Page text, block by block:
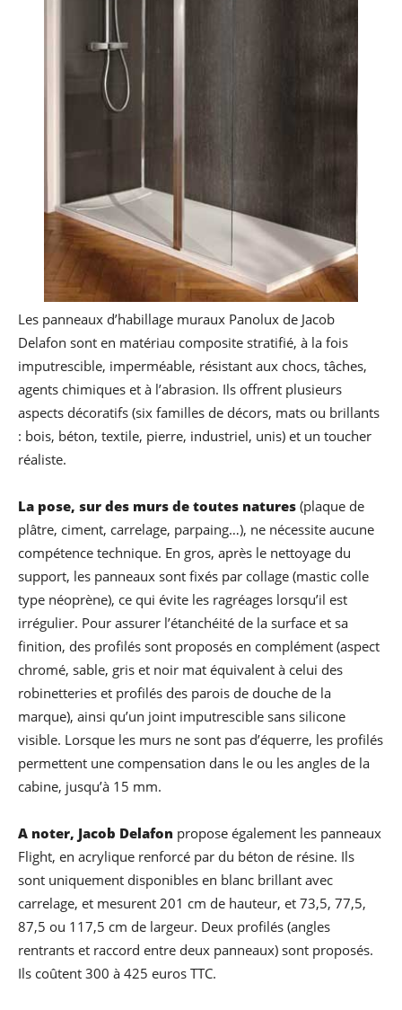
Les panneaux d’habillage muraux Panolux de Jacob
Delafon sont en matériau composite stratifié, à la fois
imputrescible, imperméable, résistant aux chocs, tâches,
agents chimiques et à l’abrasion. Ils offrent plusieurs
aspects décoratifs (six familles de décors, mats ou brillants
: bois, béton, textile, pierre, industriel, unis) et un toucher
réaliste.
La pose, sur des murs de toutes natures (plaque de
plâtre, ciment, carrelage, parpaing…), ne nécessite aucune
compétence technique. En gros, après le nettoyage du
support, les panneaux sont fixés par collage (mastic colle
type néoprène), ce qui évite les ragréages lorsqu’il est
irrégulier. Pour assurer l’étanchéité de la surface et sa
finition, des profilés sont proposés en complément (aspect
chromé, sable, gris et noir mat équivalent à celui des
robinetteries et profilés des parois de douche de la
marque), ainsi qu’un joint imputrescible sans silicone
visible. Lorsque les murs ne sont pas d’équerre, les profilés
permettent une compensation dans le ou les angles de la
cabine, jusqu’à 15 mm.
A noter, Jacob Delafon propose également les panneaux
Flight, en acrylique renforcé par du béton de résine. Ils
sont uniquement disponibles en blanc brillant avec
carrelage, et mesurent 201 cm de hauteur, et 73,5, 77,5,
87,5 ou 117,5 cm de largeur. Deux profilés (angles
rentrants et raccord entre deux panneaux) sont proposés.
Ils coûtent 300 à 425 euros TTC.